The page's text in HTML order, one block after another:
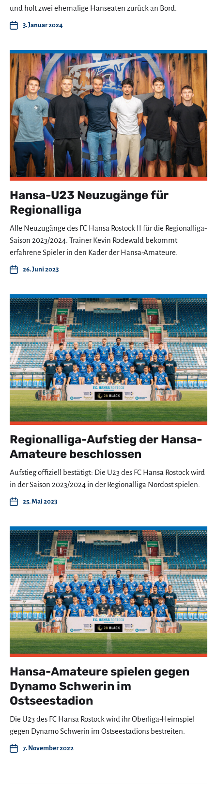
und holt zwei ehemalige Hanseaten zurück an Bord.
3. Januar 2024
Hansa-U23 Neuzugänge für
Regionalliga
Alle Neuzugänge des FC Hansa Rostock II für die Regionalliga-
Saison 2023/2024. Trainer Kevin Rodewald bekommt
erfahrene Spieler in den Kader der Hansa-Amateure.
26. Juni 2023
Regionalliga-Aufstieg der Hansa-
Amateure beschlossen
Aufstieg offiziell bestätigt: Die U23 des FC Hansa Rostock wird
in der Saison 2023/2024 in der Regionalliga Nordost spielen.
25. Mai 2023
Hansa-Amateure spielen gegen
Dynamo Schwerin im
Ostseestadion
Die U23 des FC Hansa Rostock wird ihr Oberliga-Heimspiel
gegen Dynamo Schwerin im Ostseestadions bestreiten.
7. November 2022